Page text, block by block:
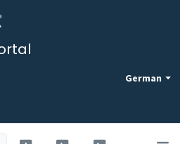
German